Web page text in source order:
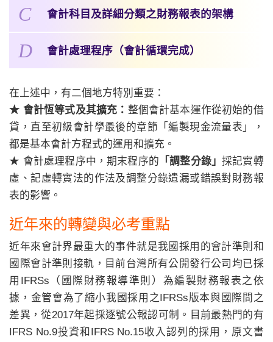
C 會計科目及詳細分類之財務報表的架構
D 會計處理程序（會計循環完成）
在上述中，有二個地方特別重要：
★ 會計恆等式及其擴充： 整個會計基本運作從初始的借
貸，直至初級會計學最後的章節「編製現金流量表」，
都是基本會計方程式的運用和擴充。
★ 會計處理程序中，期末程序的 「調整分錄」採記實轉
虛、記虛轉實法的作法及調整分錄遺漏或錯誤對財務報
表的影響。
近年來的轉變與必考重點
近年來會計界最重大的事件就是我國採用的會計準則和
國際會計準則接軌，目前台灣所有公開發行公司均已採
用IFRSs（國際財務報導準則）為編製財務報表之依
據，金管會為了縮小我國採用之IFRSs版本與國際間之
差異，從2017年起採逐號公報認可制。目前最熱門的有
IFRS No.9投資和IFRS No.15收入認列的採用，原文書